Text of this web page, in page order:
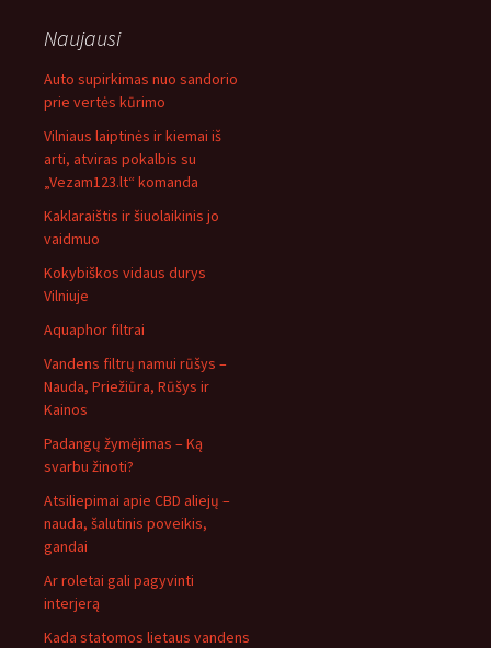
Naujausi
Auto supirkimas nuo sandorio
prie vertės kūrimo
Vilniaus laiptinės ir kiemai iš
arti, atviras pokalbis su
„Vezam123.lt“ komanda
Kaklaraištis ir šiuolaikinis jo
vaidmuo
Kokybiškos vidaus durys
Vilniuje
Aquaphor filtrai
Vandens filtrų namui rūšys –
Nauda, Priežiūra, Rūšys ir
Kainos
Padangų žymėjimas – Ką
svarbu žinoti?
Atsiliepimai apie CBD aliejų –
nauda, šalutinis poveikis,
gandai
Ar roletai gali pagyvinti
interjerą
Kada statomos lietaus vandens